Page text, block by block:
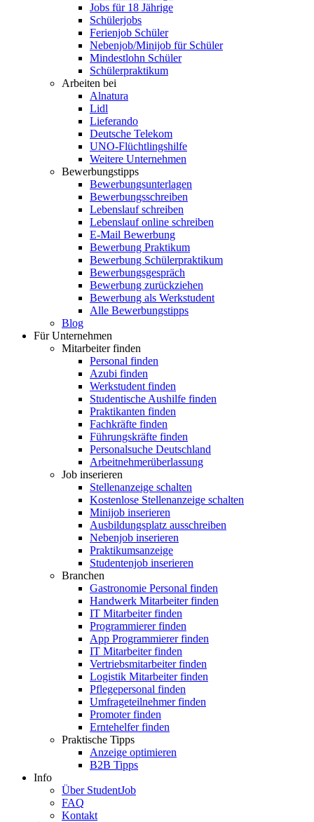
Jobs für 18 Jährige
Schülerjobs
Ferienjob Schüler
Nebenjob/Minijob für Schüler
Mindestlohn Schüler
Schülerpraktikum
Arbeiten bei
Alnatura
Lidl
Lieferando
Deutsche Telekom
UNO-Flüchtlingshilfe
Weitere Unternehmen
Bewerbungstipps
Bewerbungsunterlagen
Bewerbungsschreiben
Lebenslauf schreiben
Lebenslauf online schreiben
E-Mail Bewerbung
Bewerbung Praktikum
Bewerbung Schülerpraktikum
Bewerbungsgespräch
Bewerbung zurückziehen
Bewerbung als Werkstudent
Alle Bewerbungstipps
Blog
Für Unternehmen
Mitarbeiter finden
Personal finden
Azubi finden
Werkstudent finden
Studentische Aushilfe finden
Praktikanten finden
Fachkräfte finden
Führungskräfte finden
Personalsuche Deutschland
Arbeitnehmerüberlassung
Job inserieren
Stellenanzeige schalten
Kostenlose Stellenanzeige schalten
Minijob inserieren
Ausbildungsplatz ausschreiben
Nebenjob inserieren
Praktikumsanzeige
Studentenjob inserieren
Branchen
Gastronomie Personal finden
Handwerk Mitarbeiter finden
IT Mitarbeiter finden
Programmierer finden
App Programmierer finden
IT Mitarbeiter finden
Vertriebsmitarbeiter finden
Logistik Mitarbeiter finden
Pflegepersonal finden
Umfrageteilnehmer finden
Promoter finden
Erntehelfer finden
Praktische Tipps
Anzeige optimieren
B2B Tipps
Info
Über StudentJob
FAQ
Kontakt